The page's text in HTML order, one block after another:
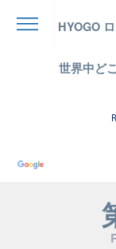
HYOGO
世界中ど